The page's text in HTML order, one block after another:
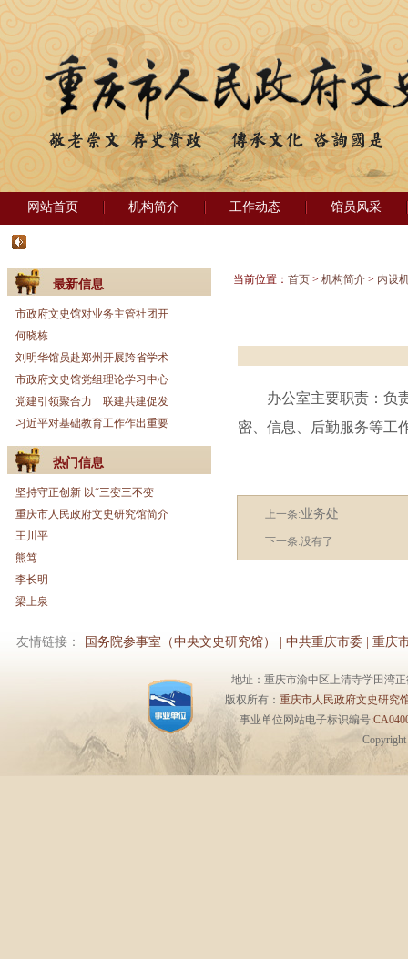
网站首页 机构简介 工作动态 馆员风采
最新信息
市政府文史馆对业务主管社团开
何晓栋
刘明华馆员赴郑州开展跨省学术
市政府文史馆党组理论学习中心
党建引领聚合力 联建共建促发
习近平对基础教育工作作出重要
热门信息
坚持守正创新 以“三变三不变
重庆市人民政府文史研究馆简介
王川平
熊笃
李长明
梁上泉
当前位置： 首页 > 机构简介 > 内设
办公室主要职责：负
密、信息、后勤服务等工
上一条:业务处
下一条:没有了
友情链接： 国务院参事室（中央文史研究馆） 中共重庆市委 重庆
地址：重庆市渝中区上清寺学田湾
版权所有： 重庆市人民政府文史研究
事业单位网站电子标识编号: